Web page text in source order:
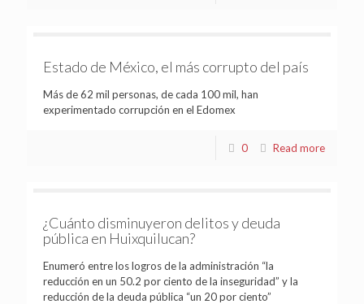
Estado de México, el más corrupto del país
Más de 62 mil personas, de cada 100 mil, han
experimentado corrupción en el Edomex
0 Read more
¿Cuánto disminuyeron delitos y deuda
pública en Huixquilucan?
Enumeró entre los logros de la administración “la
reducción en un 50.2 por ciento de la inseguridad” y la
reducción de la deuda pública “un 20 por ciento”